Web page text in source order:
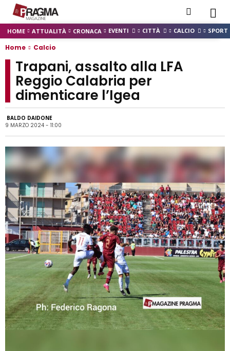
HOME ATTUALITÀ CRONACA EVENTI CITTÀ CALCIO SPORT
Home Calcio
Trapani, assalto alla LFA
Reggio Calabria per
dimenticare l’Igea
BALDO DAIDONE
9 MARZO 2024 - 11:00